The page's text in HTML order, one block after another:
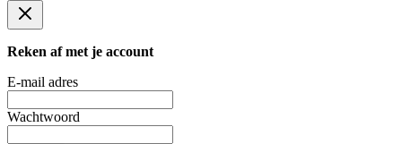
Reken af met je account
E-mail adres
Wachtwoord